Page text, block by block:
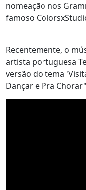
nomeação nos
famoso
Recentemente, o
artista portuguesa
versão do tema
Dançar e Pra